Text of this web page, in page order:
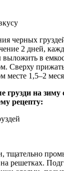
черных
2 дней,
в
Сверху
месте 1,5–2
грузди на
рецепту:
тщательно
решетках.